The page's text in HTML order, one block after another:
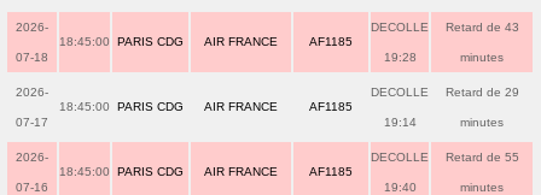
2026-
07-18
18:45:00 PARIS CDG AIR FRANCE AF1185
DECOLLE
19:28
Retard de 43
minutes
2026-
07-17
18:45:00 PARIS CDG AIR FRANCE AF1185
DECOLLE
19:14
Retard de 29
minutes
2026-
07-16
18:45:00 PARIS CDG AIR FRANCE AF1185
DECOLLE
19:40
Retard de 55
minutes